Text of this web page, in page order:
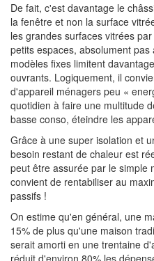
De fait, c'est davantage le
la fenêtre et non la surface
les grandes surfaces vitrées
petits espaces, absolument
modèles fixes limitent
ouvrants. Logiquement, il
d'appareil ménagers peu «
quotidien à faire une multitude
basse conso, éteindre les
Grâce à une super isolation et
besoin restant de chaleur est
peut être assurée par le simple
convient de rentabiliser au
passifs !
On estime qu'en général, une
15% de plus qu'une maison
serait amorti en une trentaine
réduit d'environ 80% les